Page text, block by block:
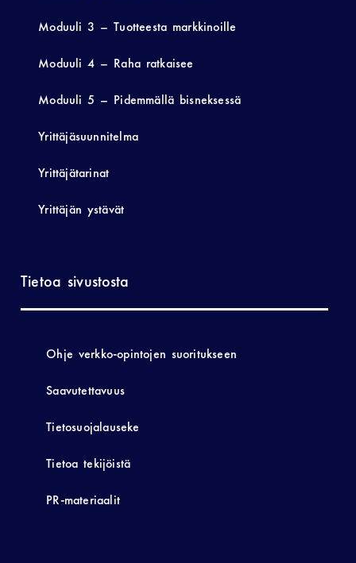
Moduuli 3 – Tuotteesta markkinoille
Moduuli 4 – Raha ratkaisee
Moduuli 5 – Pidemmällä bisneksessä
Yrittäjäsuunnitelma
Yrittäjätarinat
Yrittäjän ystävät
Tietoa sivustosta
Ohje verkko-opintojen suoritukseen
Saavutettavuus
Tietosuojalauseke
Tietoa tekijöistä
PR-materiaalit